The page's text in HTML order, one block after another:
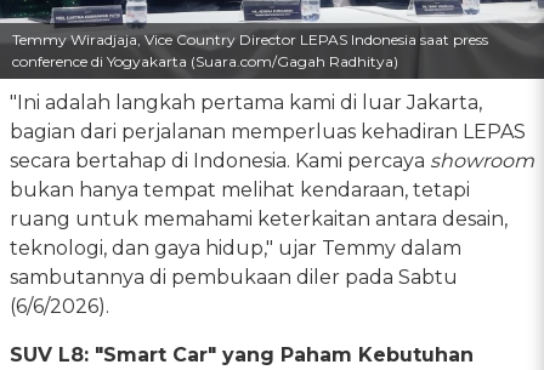
Temmy Wiradjaja, Vice Country Director LEPAS Indonesia saat press
conference di Yogyakarta (Suara.com/Gagah Radhitya)
"Ini adalah langkah pertama kami di luar Jakarta,
bagian dari perjalanan memperluas kehadiran LEPAS
secara bertahap di Indonesia. Kami percaya showroom
bukan hanya tempat melihat kendaraan, tetapi
ruang untuk memahami keterkaitan antara desain,
teknologi, dan gaya hidup," ujar Temmy dalam
sambutannya di pembukaan diler pada Sabtu
(6/6/2026).
SUV L8: "Smart Car" yang Paham Kebutuhan